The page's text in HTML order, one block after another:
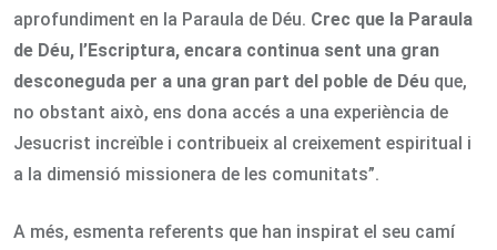
aprofundiment en la Paraula de Déu. Crec que la Paraula
de Déu, l’Escriptura, encara continua sent una gran
desconeguda per a una gran part del poble de Déu que,
no obstant això, ens dona accés a una experiència de
Jesucrist increïble i contribueix al creixement espiritual i
a la dimensió missionera de les comunitats”.
A més, esmenta referents que han inspirat el seu camí